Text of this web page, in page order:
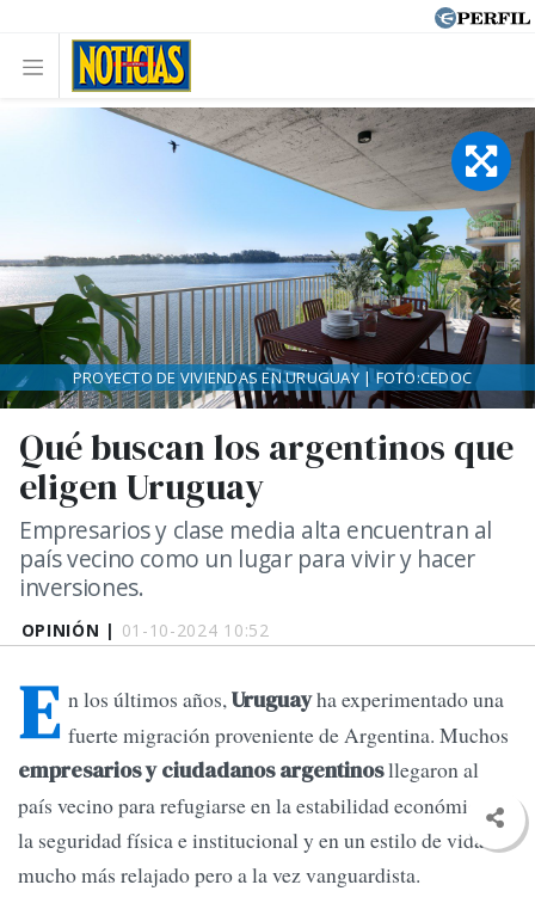
OPINIÓN | 01-10-2024 10:52
Qué buscan los argentinos que
eligen Uruguay
Empresarios y clase media alta encuentran al
país vecino como un lugar para vivir y hacer
inversiones.
PROYECTO DE VIVIENDAS EN URUGUAY | FOTO:CEDOC
E n los últimos años,Uruguayha experimentado una
fuerte migración proveniente de Argentina. Muchos
empresarios y ciudadanos argentinosllegaron al
país vecino para refugiarse en la estabilidad económica, en
la seguridad física e institucional y en un estilo de vida
mucho más relajado pero a la vez vanguardista.